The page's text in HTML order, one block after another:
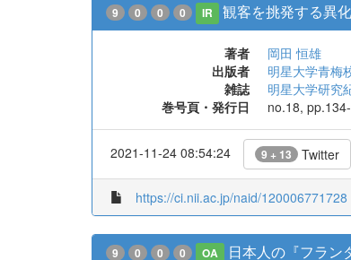
9 0 0 0 IR 観客を挑発する異
著者
岡田 恒雄
出版者
明星大学青梅
雑誌
明星大学研究
巻号頁・発行日
no.18,
2021-11-24 08:54:24 9 + 13 Twitter
https://ci.nii.ac.jp/naid/120006771728
9 0 0 0 OA 日本人の『フラン